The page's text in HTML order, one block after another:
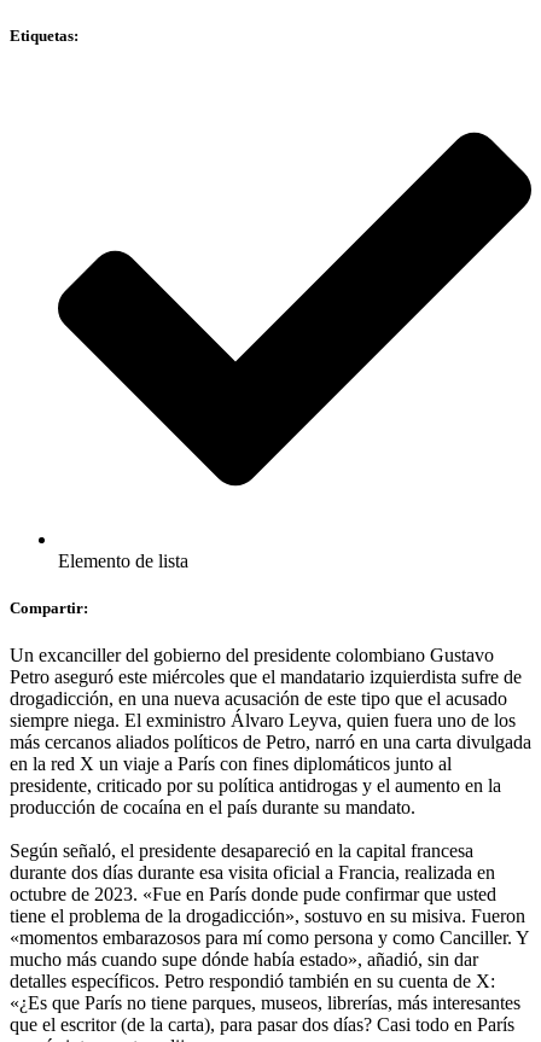
Etiquetas:
Elemento de lista
Compartir:
Un excanciller del gobierno del presidente colombiano Gustavo
Petro aseguró este miércoles que el mandatario izquierdista sufre de
drogadicción, en una nueva acusación de este tipo que el acusado
siempre niega. El exministro Álvaro Leyva, quien fuera uno de los
más cercanos aliados políticos de Petro, narró en una carta divulgada
en la red X un viaje a París con fines diplomáticos junto al
presidente, criticado por su política antidrogas y el aumento en la
producción de cocaína en el país durante su mandato.
Según señaló, el presidente desapareció en la capital francesa
durante dos días durante esa visita oficial a Francia, realizada en
octubre de 2023. «Fue en París donde pude confirmar que usted
tiene el problema de la drogadicción», sostuvo en su misiva. Fueron
«momentos embarazosos para mí como persona y como Canciller. Y
mucho más cuando supe dónde había estado», añadió, sin dar
detalles específicos. Petro respondió también en su cuenta de X:
«¿Es que París no tiene parques, museos, librerías, más interesantes
que el escritor (de la carta), para pasar dos días? Casi todo en París